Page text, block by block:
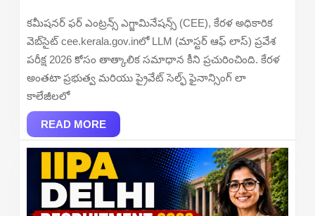
Out
కమీషనర్ ఫర్ ఎంట్రన్స్ ఎగ్జామినేషన్స్ (CEE), కేరళ అధికారిక
వెబ్‌సైట్ cee.kerala.gov.inలో LLM (మాస్టర్ ఆఫ్ లాస్) ప్రవేశ
పరీక్ష 2026 కోసం తాత్కాలిక సమాధాన కీని ప్రచురించింది. కేరళ
అంతటా ప్రభుత్వ మరియు ప్రైవేట్ సెల్ఫ్ ఫైనాన్సింగ్ లా
కాలేజీలలో
READ MOREREAD
MORE